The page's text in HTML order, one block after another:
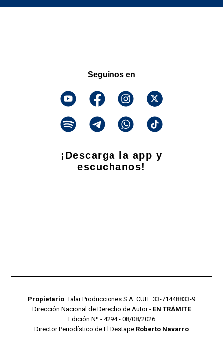
Seguinos en
¡Descarga la app y
escuchanos!
Propietario: Talar Producciones S.A. CUIT: 33-71448833-9
Dirección Nacional de Derecho de Autor - EN TRÁMITE
Edición Nº - 4294 - 08/08/2026
Director Periodístico de El Destape Roberto Navarro